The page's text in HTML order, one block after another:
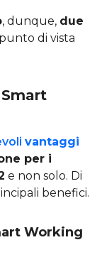
, dunque, due
di vista
vantaggi
per i
e non solo. Di
benefici.
Working